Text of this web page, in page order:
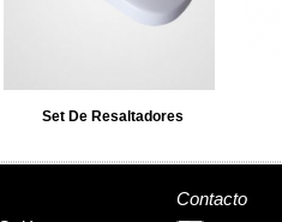
Set De Resaltadores
Contacto